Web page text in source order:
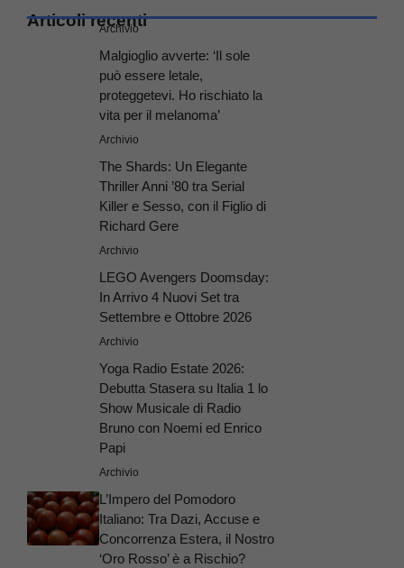
Articoli recenti
Archivio
Malgioglio avverte: ‘Il sole
può essere letale,
proteggetevi. Ho rischiato la
vita per il melanoma’
Archivio
The Shards: Un Elegante
Thriller Anni ’80 tra Serial
Killer e Sesso, con il Figlio di
Richard Gere
Archivio
LEGO Avengers Doomsday:
In Arrivo 4 Nuovi Set tra
Settembre e Ottobre 2026
Archivio
Yoga Radio Estate 2026:
Debutta Stasera su Italia 1 lo
Show Musicale di Radio
Bruno con Noemi ed Enrico
Papi
Archivio
L’Impero del Pomodoro
Italiano: Tra Dazi, Accuse e
Concorrenza Estera, il Nostro
‘Oro Rosso’ è a Rischio?